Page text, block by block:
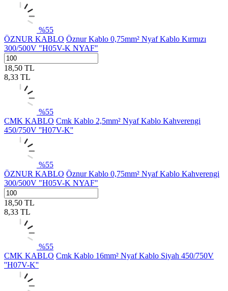
%55
ÖZNUR KABLO Öznur Kablo 0,75mm² Nyaf Kablo Kırmızı
300/500V "H05V-K NYAF"
18,50 TL
8,33 TL
%55
CMK KABLO Cmk Kablo 2,5mm² Nyaf Kablo Kahverengi
450/750V ''H07V-K''
%55
ÖZNUR KABLO Öznur Kablo 0,75mm² Nyaf Kablo Kahverengi
300/500V "H05V-K NYAF"
18,50 TL
8,33 TL
%55
CMK KABLO Cmk Kablo 16mm² Nyaf Kablo Siyah 450/750V
''H07V-K''